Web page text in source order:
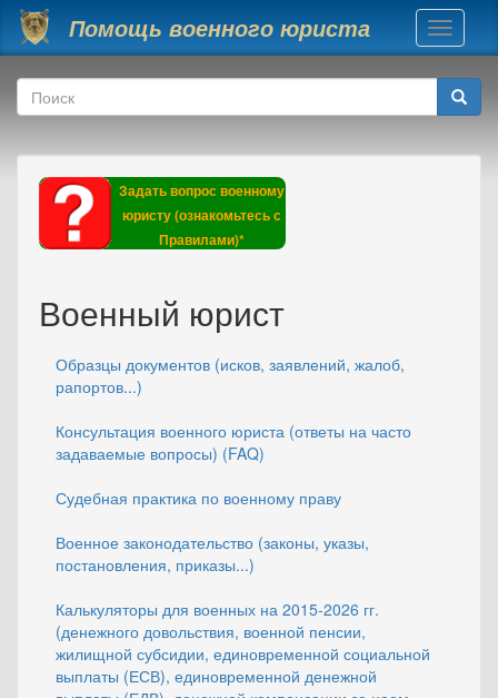
Перейти к основному содержанию
Помощь военного юриста
Toggle
Форма поиска
Поиск
Задать вопрос военному
юристу (ознакомьтесь с
Правилами)*
Военный юрист
Образцы документов (исков, заявлений, жалоб,
рапортов...)
Консультация военного юриста (ответы на часто
задаваемые вопросы) (FAQ)
Судебная практика по военному праву
Военное законодательство (законы, указы,
постановления, приказы...)
Калькуляторы для военных на 2015-2026 гг.
(денежного довольствия, военной пенсии,
жилищной субсидии, единовременной социальной
выплаты (ЕСВ), единовременной денежной